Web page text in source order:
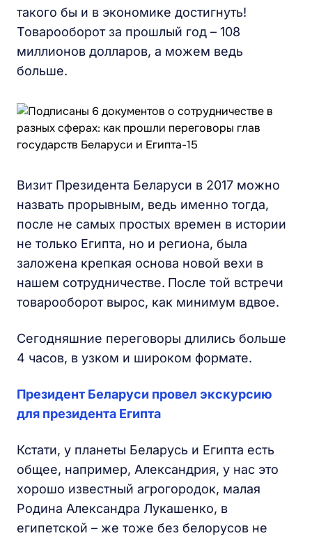
такого бы и в экономике достигнуть!
Товарооборот за прошлый год – 108
миллионов долларов, а можем ведь
больше.
Визит Президента Беларуси в 2017 можно
назвать прорывным, ведь именно тогда,
после не самых простых времен в истории
не только Египта, но и региона, была
заложена крепкая основа новой вехи в
нашем сотрудничестве. После той встречи
товарооборот вырос, как минимум вдвое.
Сегодняшние переговоры длились больше
4 часов, в узком и широком формате.
Президент Беларуси провел экскурсию
для президента Египта
Кстати, у планеты Беларусь и Египта есть
общее, например, Александрия, у нас это
хорошо известный агрогородок, малая
Родина Александра Лукашенко, в
египетской – же тоже без белорусов не